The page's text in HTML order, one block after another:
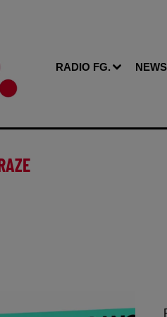
RADIO FG. NEWS